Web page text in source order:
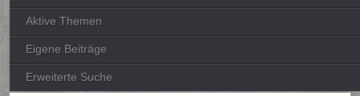
Aktive Themen
Eigene Beiträge
Erweiterte Suche